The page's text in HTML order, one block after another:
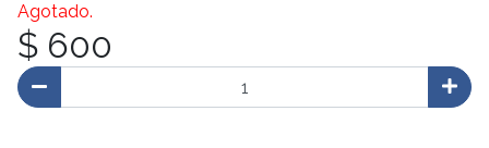
Agotado.
$ 600